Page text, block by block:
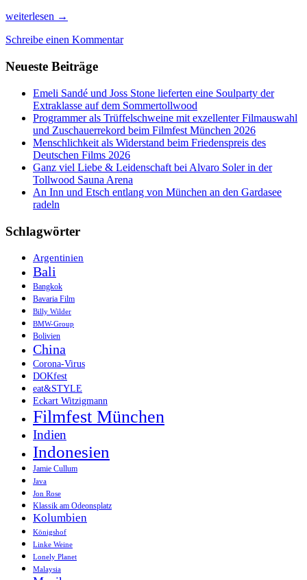
Weltkulturerbe
Itza
Grünen,
ohne
weiterlesen →
Schreibe einen Kommentar
Neueste Beiträge
Emeli Sandé und Joss Stone lieferten eine Soulparty der
Extraklasse auf dem Sommertollwood
Programmer als Trüffelschweine mit exzellenter Filmauswahl
und Zuschauerrekord beim Filmfest München 2026
Menschlichkeit als Widerstand beim Friedenspreis des
Deutschen Films 2026
Ganz viel Liebe & Leidenschaft bei Alvaro Soler in der
Tollwood Sauna Arena
An Inn und Etsch entlang von München an den Gardasee
radeln
Schlagwörter
Argentinien
Bali
Bangkok
Bavaria Film
Billy Wilder
BMW-Group
Bolivien
China
Corona-Virus
DOKfest
eat&STYLE
Eckart Witzigmann
Filmfest München
Indien
Indonesien
Jamie Cullum
Java
Jon Rose
Klassik am Odeonsplatz
Kolumbien
Königshof
Linke Weine
Lonely Planet
Malaysia